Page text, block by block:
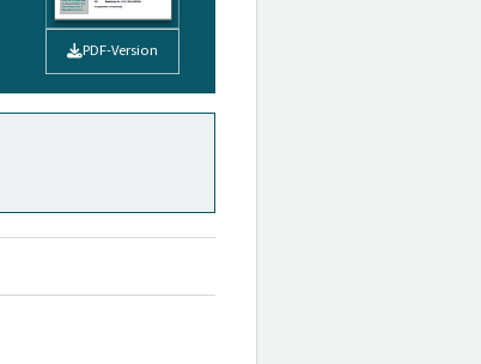
PDF-Version